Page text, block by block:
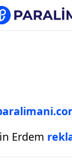
Erdem